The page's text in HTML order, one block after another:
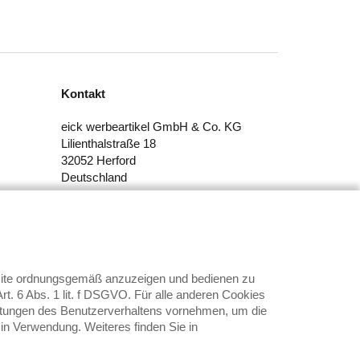
Kontakt
eick werbeartikel GmbH & Co. KG
Lilienthalstraße 18
32052 Herford
Deutschland
ordnungsgemäß anzuzeigen und bedienen zu
6 Abs. 1 lit. f DSGVO. Für alle anderen Cookies
des Benutzerverhaltens vornehmen, um die
Verwendung. Weiteres finden Sie in